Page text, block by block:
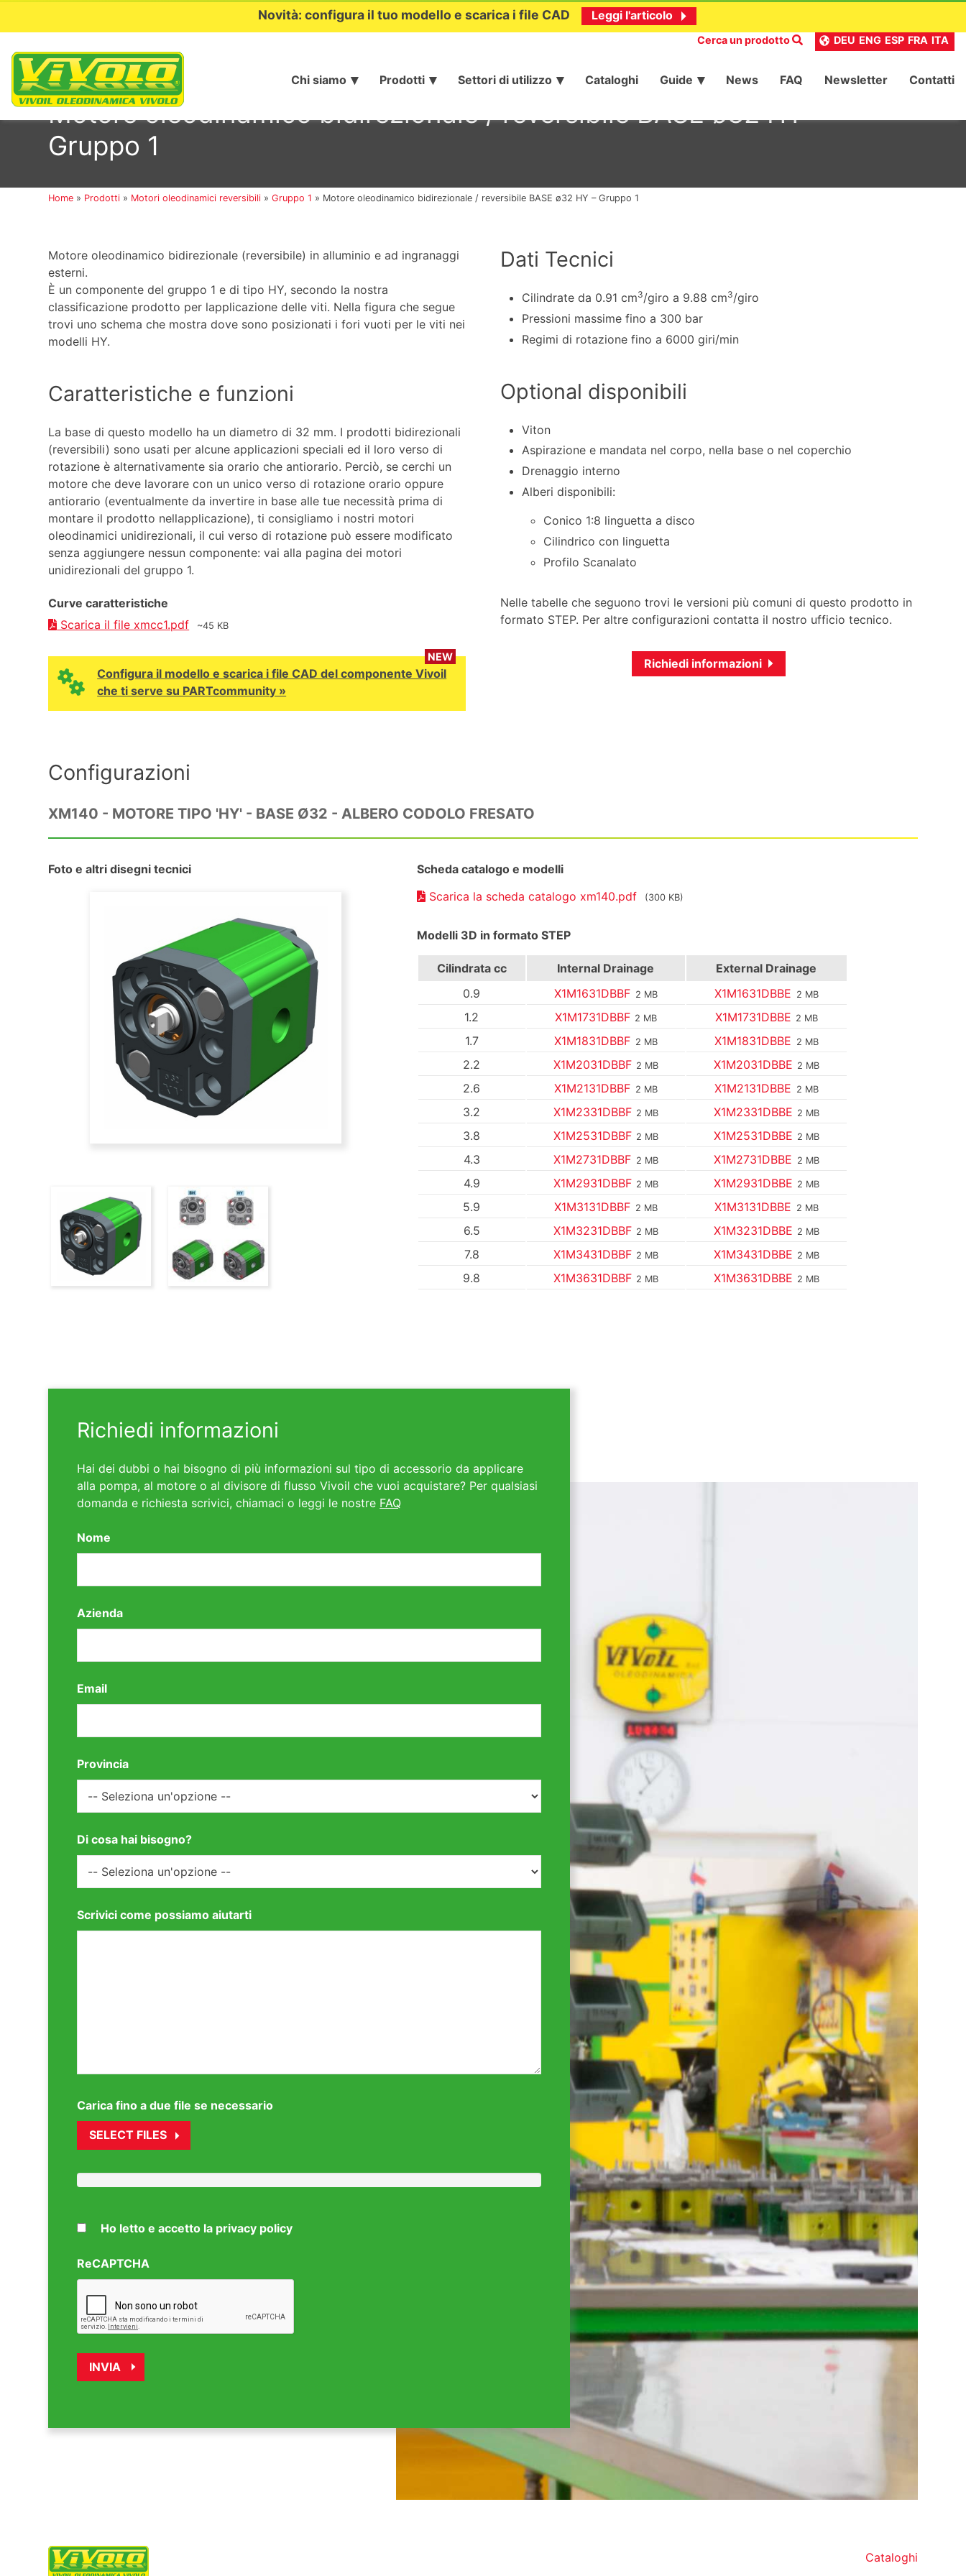
Passa
contenuto
Novità: configura il tuo modello e scarica i file CAD Leggi l'articolo
Cerca un prodotto DEU ENG ESP FRA ITA
Chi siamo Prodotti Settori di utilizzo Cataloghi Guide News FAQ Newsletter Contatti
Motore oleodinamico bidirezionale / reversibile BASE ø32 HY –
Gruppo 1
Home » Prodotti » Motori oleodinamici reversibili »Gruppo 1 » Motore oleodinamico bidirezionale / reversibile BASE ø32 HY – Gruppo 1
Motore oleodinamico bidirezionale (reversibile) in alluminio e ad ingranaggi
esterni.
È un componente del gruppo 1 e di tipo HY, secondo la nostra
classificazione prodotto per lapplicazione delle viti. Nella figura che segue
trovi uno schema che mostra dove sono posizionati i fori vuoti per le viti nei
modelli HY.
Caratteristiche e funzioni
La base di questo modello ha un diametro di 32 mm. I prodotti bidirezionali
(reversibili) sono usati per alcune applicazioni speciali ed il loro verso di
rotazione è alternativamente sia orario che antiorario. Perciò, se cerchi un
motore che deve lavorare con un unico verso di rotazione orario oppure
antiorario (eventualmente da invertire in base alle tue necessità prima di
montare il prodotto nellapplicazione), ti consigliamo i nostri motori
oleodinamici unidirezionali, il cui verso di rotazione può essere modificato
senza aggiungere nessun componente: vai alla pagina dei motori
unidirezionali del gruppo 1.
Curve caratteristiche
Scarica il file xmcc1.pdf
~45 KB
NEW
Configura il modello e scarica i file CAD del componente Vivoil
che ti serve su PARTcommunity »
Dati Tecnici
Cilindrate da 0.91 cm3/giro a 9.88 cm3/giro
Pressioni massime fino a 300 bar
Regimi di rotazione fino a 6000 giri/min
Optional disponibili
Viton
Aspirazione e mandata nel corpo, nella base o nel coperchio
Drenaggio interno
Alberi disponibili:
Conico 1:8 linguetta a disco
Cilindrico con linguetta
Profilo Scanalato
Nelle tabelle che seguono trovi le versioni più comuni di questo prodotto in
formato STEP. Per altre configurazioni contatta il nostro ufficio tecnico.
Richiedi informazioni
Configurazioni
XM140 - MOTORE TIPO 'HY' - BASE Ø32 - ALBERO CODOLO FRESATO
Foto e altri disegni tecnici
Scheda catalogo e modelli
Scarica la scheda catalogo xm140.pdf
(300 KB)
Modelli 3D in formato STEP
Cilindrata cc Internal Drainage
External Drainage
0.9
X1M1631DBBF 2 MB X1M1631DBBE 2 MB
1.2 X1M1731DBBF 2 MB X1M1731DBBE 2 MB
1.7 X1M1831DBBF 2 MB X1M1831DBBE 2 MB
2.2 X1M2031DBBF 2 MB X1M2031DBBE 2 MB
2.6 X1M2131DBBF 2 MB X1M2131DBBE 2 MB
3.2 X1M2331DBBF 2 MB X1M2331DBBE 2 MB
3.8 X1M2531DBBF 2 MB X1M2531DBBE 2 MB
4.3 X1M2731DBBF 2 MB X1M2731DBBE 2 MB
4.9 X1M2931DBBF 2 MB X1M2931DBBE 2 MB
5.9 X1M3131DBBF 2 MB X1M3131DBBE 2 MB
6.5 X1M3231DBBF 2 MB X1M3231DBBE 2 MB
7.8 X1M3431DBBF 2 MB X1M3431DBBE 2 MB
9.8 X1M3631DBBF 2 MB X1M3631DBBE 2 MB
Richiedi informazioni
Hai dei dubbi o hai bisogno di più informazioni sul tipo di accessorio da applicare
alla pompa, al motore o al divisore di flusso Vivoil che vuoi acquistare? Per qualsiasi
domanda e richiesta scrivici, chiamaci o leggi le nostre FAQ
Nome
Azienda
Email
Provincia
Di cosa hai bisogno?
Scrivici come possiamo aiutarti
Carica fino a due file se necessario
SELECT FILES
Ho letto e accetto la privacy policy
ReCAPTCHA
Cataloghi